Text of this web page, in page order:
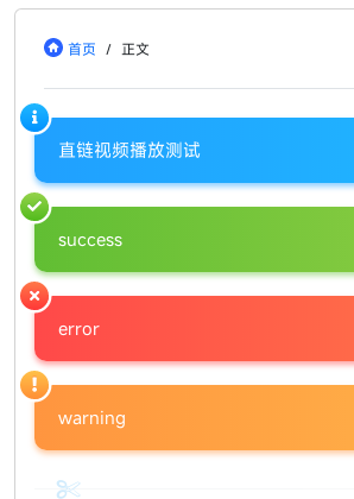
首页 / 正文
直链视频播放测试
success
error
warning